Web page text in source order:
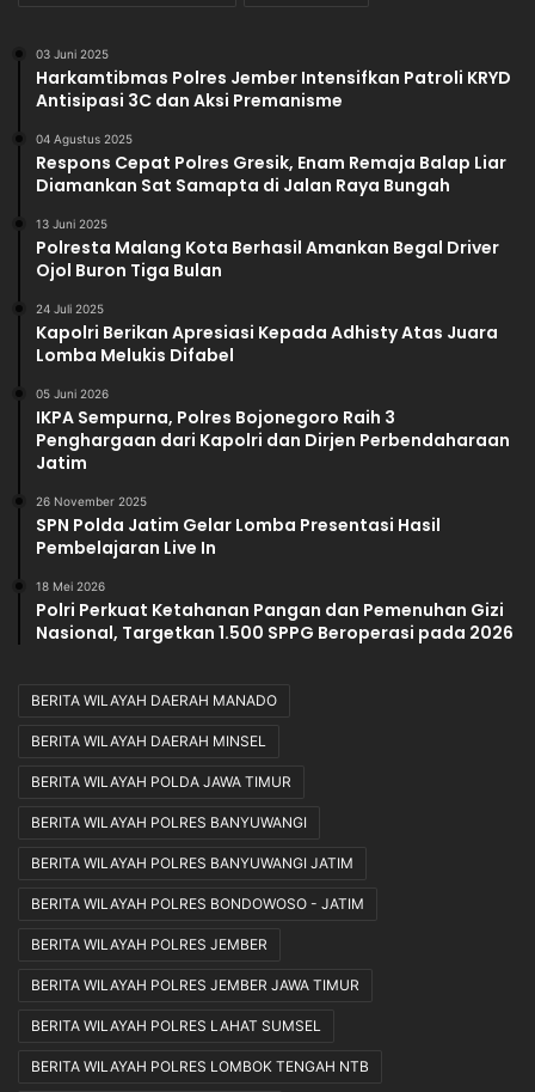
n
s
p
r
a
03 Juni 2025
Harkamtibmas Polres Jember Intensifkan Patroli KRYD
Antisipasi 3C dan Aksi Premanisme
04 Agustus 2025
Respons Cepat Polres Gresik, Enam Remaja Balap Liar
Diamankan Sat Samapta di Jalan Raya Bungah
13 Juni 2025
Polresta Malang Kota Berhasil Amankan Begal Driver
Ojol Buron Tiga Bulan
24 Juli 2025
Kapolri Berikan Apresiasi Kepada Adhisty Atas Juara
Lomba Melukis Difabel
05 Juni 2026
IKPA Sempurna, Polres Bojonegoro Raih 3
Penghargaan dari Kapolri dan Dirjen Perbendaharaan
Jatim
26 November 2025
SPN Polda Jatim Gelar Lomba Presentasi Hasil
Pembelajaran Live In
18 Mei 2026
Polri Perkuat Ketahanan Pangan dan Pemenuhan Gizi
Nasional, Targetkan 1.500 SPPG Beroperasi pada 2026
BERITA WILAYAH DAERAH MANADO
BERITA WILAYAH DAERAH MINSEL
BERITA WILAYAH POLDA JAWA TIMUR
BERITA WILAYAH POLRES BANYUWANGI
BERITA WILAYAH POLRES BANYUWANGI JATIM
BERITA WILAYAH POLRES BONDOWOSO - JATIM
BERITA WILAYAH POLRES JEMBER
BERITA WILAYAH POLRES JEMBER JAWA TIMUR
BERITA WILAYAH POLRES LAHAT SUMSEL
BERITA WILAYAH POLRES LOMBOK TENGAH NTB